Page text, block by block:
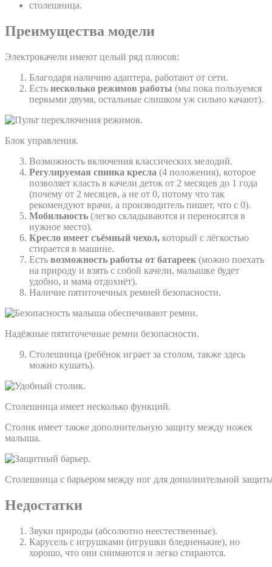
столешница.
Преимущества модели
Электрокачели имеют целый ряд плюсов:
Благодаря наличию адаптера, работают от сети.
Есть несколько режимов работы (мы пока пользуемся
первыми двумя, остальные слишком уж сильно качают).
Блок управления.
Возможность включения классических мелодий.
Регулируемая спинка кресла (4 положения), которое
позволяет класть в качели деток от 2 месяцев до 1 года
(почему от 2 месяцев, а не от 0, потому что так
рекомендуют врачи, а производитель пишет, что с 0).
Мобильность (легко складываются и переносятся в
нужное место).
Кресло имеет съёмный чехол, который с лёгкостью
стирается в машине.
Есть возможность работы от батареек (можно поехать
на природу и взять с собой качели, малышке будет
удобно, и мама отдохнёт).
Наличие пятиточечных ремней безопасности.
Надёжные пятиточечные ремни безопасности.
Столешница (ребёнок играет за столом, также здесь
можно кушать).
Столешница имеет несколько функций.
Столик имеет также дополнительную защиту между ножек
малыша.
Столешница с барьером между ног для дополнительной
Недостатки
Звуки природы (абсолютно неестественные).
Карусель с игрушками (игрушки бледненькие), но
хорошо, что они снимаются и легко стираются.